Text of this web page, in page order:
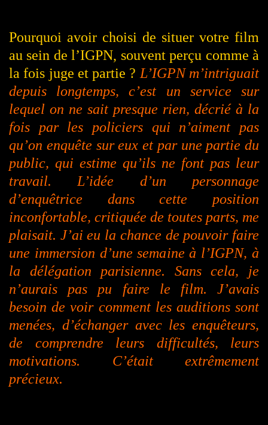
Pourquoi avoir choisi de situer votre film
au sein de l’IGPN, souvent perçu comme à
la fois juge et partie ? L’IGPN m’intriguait
depuis longtemps, c’est un service sur
lequel on ne sait presque rien, décrié à la
fois par les policiers qui n’aiment pas
qu’on enquête sur eux et par une partie du
public, qui estime qu’ils ne font pas leur
travail. L’idée d’un personnage
d’enquêtrice dans cette position
inconfortable, critiquée de toutes parts, me
plaisait. J’ai eu la chance de pouvoir faire
une immersion d’une semaine à l’IGPN, à
la délégation parisienne. Sans cela, je
n’aurais pas pu faire le film. J’avais
besoin de voir comment les auditions sont
menées, d’échanger avec les enquêteurs,
de comprendre leurs difficultés, leurs
motivations. C’était extrêmement
précieux.